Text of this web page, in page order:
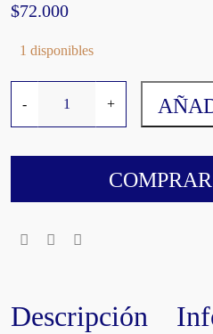
$72.000
1 disponibles
-
o
r
e
+
Descripción